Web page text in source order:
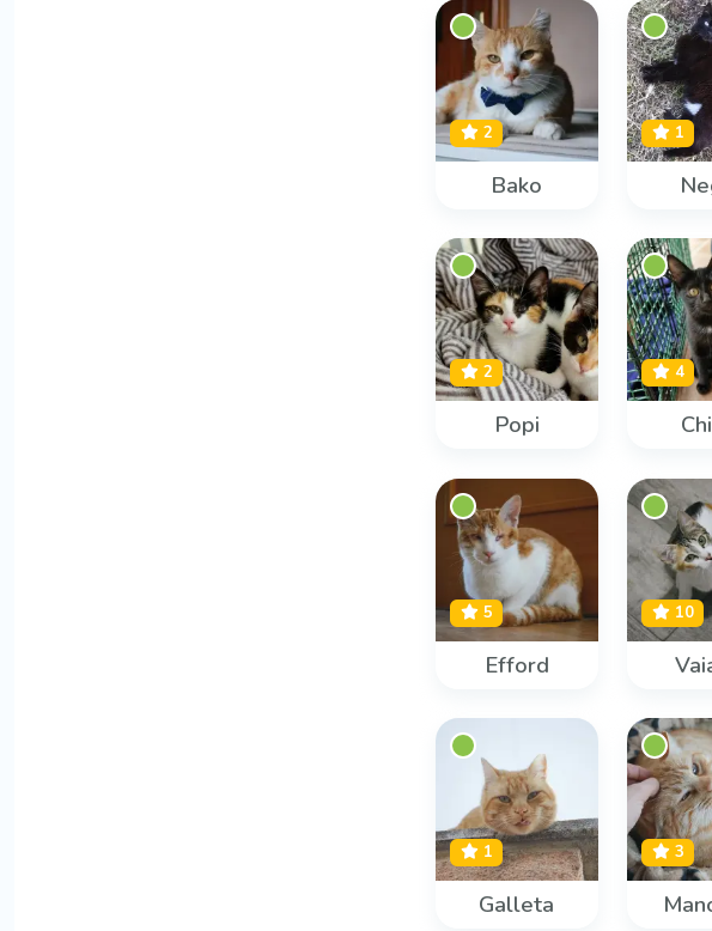
2
Bako
1
2
Popi
4
5
Efford
10
1
Galleta
3